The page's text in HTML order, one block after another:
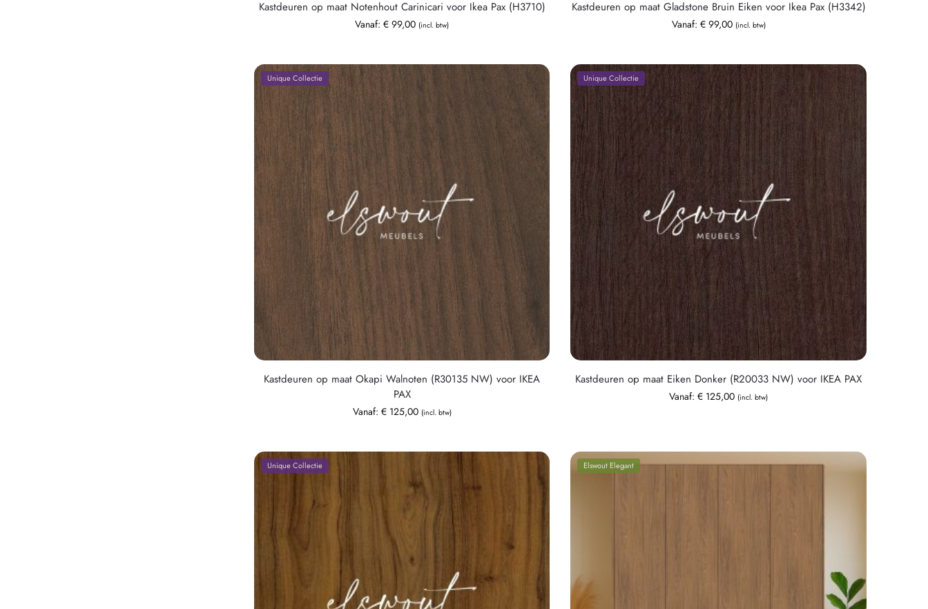
Kastdeuren op maat Notenhout Carinicari voor Ikea Pax (H3710)
Vanaf:€ 99,00 (incl. btw)
Kastdeuren op maat Gladstone Bruin Eiken voor Ikea Pax (H3342)
Vanaf: €99,00 (incl. btw)
Unique Collectie
Kastdeuren op maat Okapi Walnoten (R30135 NW) voor IKEA
PAX
Vanaf: €125,00 (incl. btw)
Unique Collectie
Kastdeuren op maat Eiken Donker (R20033 NW) voor IKEA PAX
Vanaf:€ 125,00 (incl. btw)
Unique Collectie Elswout Elegant